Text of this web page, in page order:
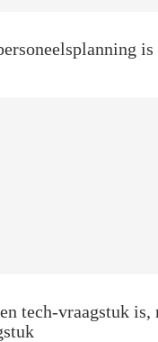
is
tech-vraagstuk is,